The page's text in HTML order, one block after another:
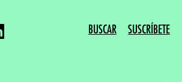
BUSCAR SUSCRÍBETE